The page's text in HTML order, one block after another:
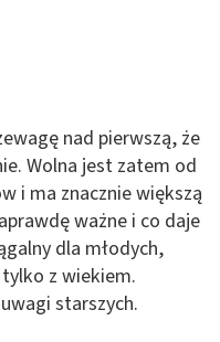
nad pierwszą, że
Wolna jest zatem od
i ma znacznie większą
ważne i co daje
dla młodych,
z wiekiem.
starszych.